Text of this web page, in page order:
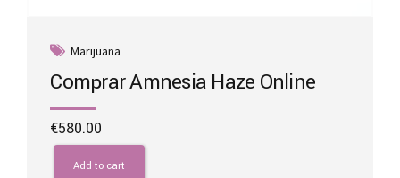
Marijuana
Comprar Amnesia Haze Online
€580.00
Add to cart